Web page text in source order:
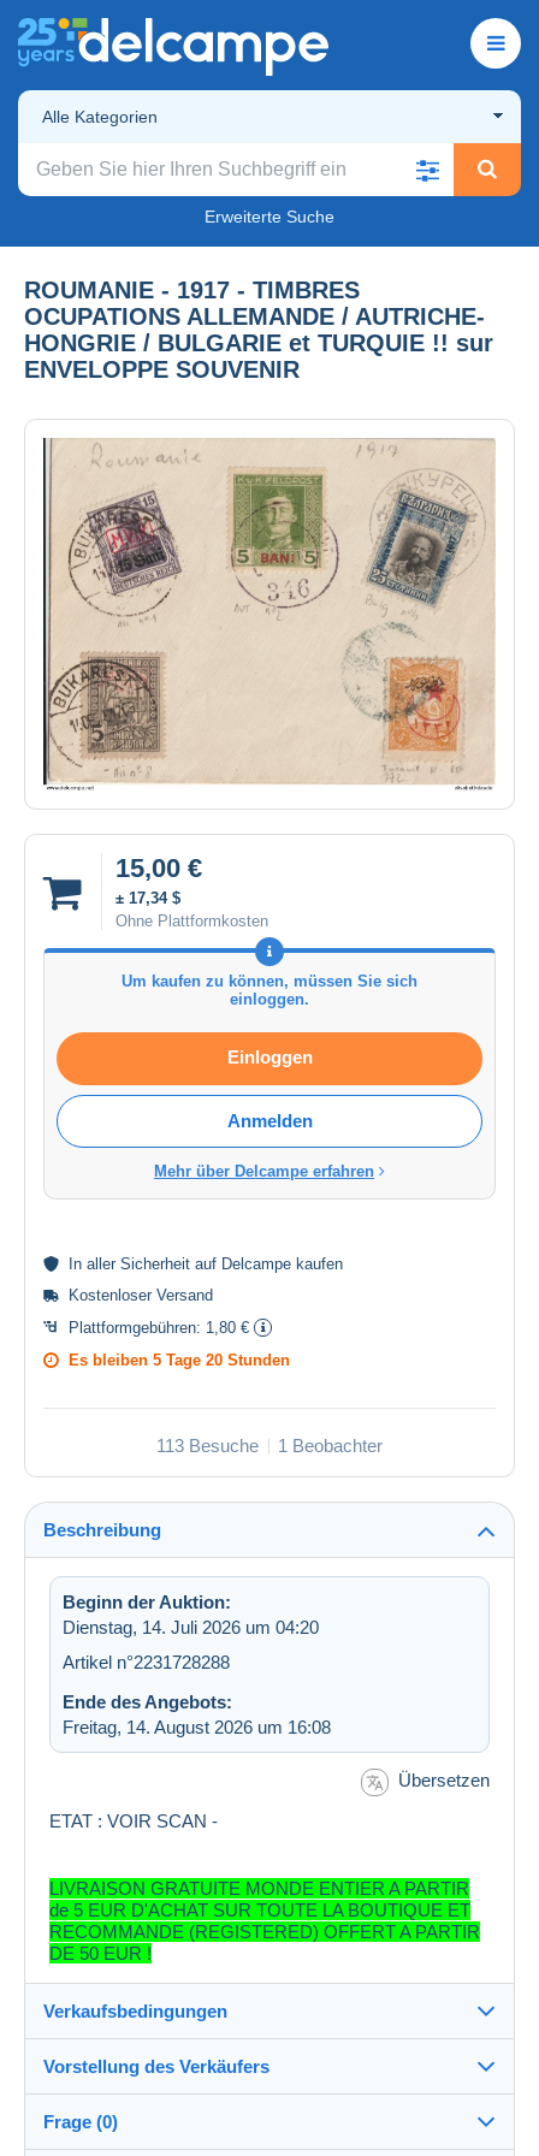
Alle Kategorien
Erweiterte Suche
ROUMANIE - 1917 - TIMBRES
OCUPATIONS ALLEMANDE / AUTRICHE-
HONGRIE / BULGARIE et TURQUIE !! sur
ENVELOPPE SOUVENIR
15,00 €
± 17,34 $
Ohne Plattformkosten
Um kaufen zu können, müssen Sie sich
einloggen.
Einloggen
Anmelden
Mehr über Delcampe erfahren
In aller Sicherheit auf Delcampe kaufen
Kostenloser Versand
Plattformgebühren: 1,80 €
Es bleiben 5 Tage 20 Stunden
113 Besuche 1 Beobachter
Beschreibung
Beginn der Auktion:
Dienstag, 14. Juli 2026 um 04:20
Artikel n°2231728288
Ende des Angebots:
Freitag, 14. August 2026 um 16:08
Übersetzen
ETAT : VOIR SCAN -
LIVRAISON GRATUITE MONDE ENTIER A PARTIR
de 5 EUR D'ACHAT SUR TOUTE LA BOUTIQUE ET
RECOMMANDE (REGISTERED) OFFERT A PARTIR
DE 50 EUR !
Verkaufsbedingungen
Verkaufsbedingungen im Detail
Vorstellung des Verkäufers
elisabethdaude100%(69137x)
Frage (0)